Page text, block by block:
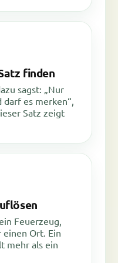
finden
sagst: „Nur
darf es merken“,
Satz zeigt
Feuerzeug,
einen Ort. Ein
mehr als ein